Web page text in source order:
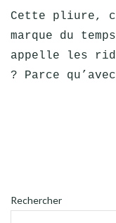
Cette pliure,
marque du
appelle les
? Parce
Rechercher